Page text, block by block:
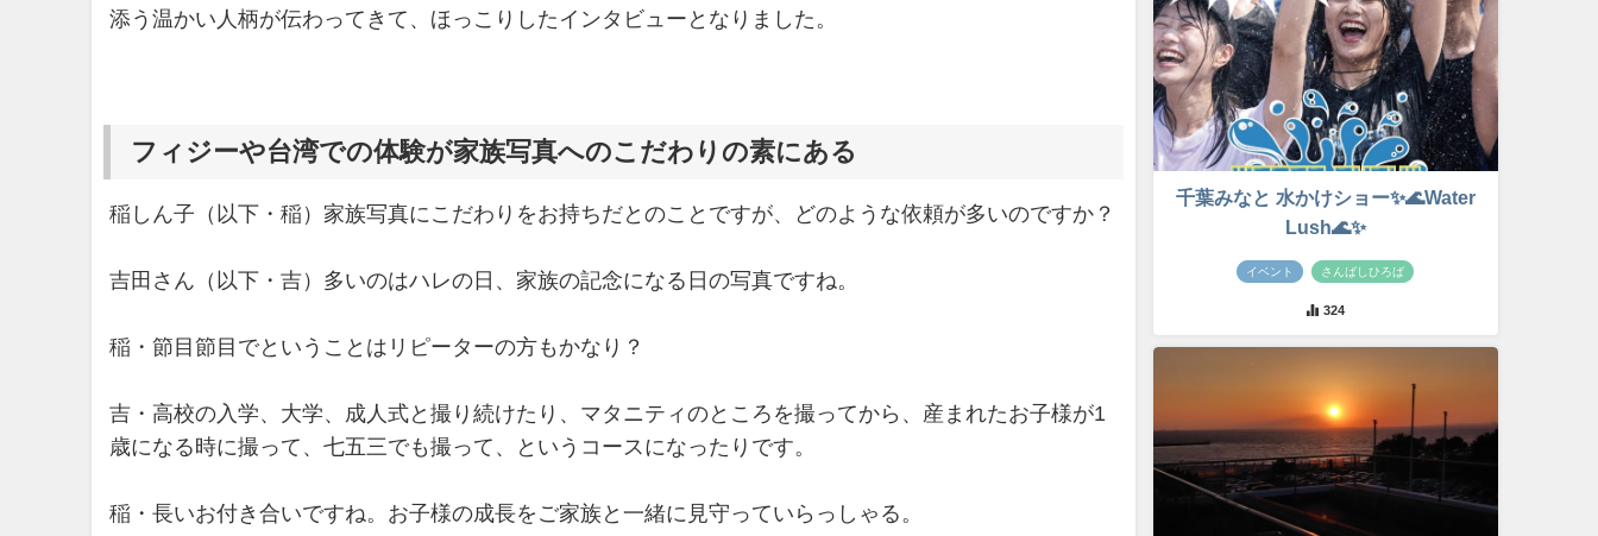
添う温かい人柄が伝わってきて、ほっこりしたインタビューとなりました。
フィジーや台湾での体験が家族写真へのこだわりの素にある
稲しん子（以下・稲）家族写真にこだわりをお持ちだとのことですが、どのような依頼が多いのですか？
吉田さん（以下・吉）多いのはハレの日、家族の記念になる日の写真ですね。
稲・節目節目でということはリピーターの方もかなり？
吉・高校の入学、大学、成人式と撮り続けたり、マタニティのところを撮ってから、産まれたお子様が1
歳になる時に撮って、七五三でも撮って、というコースになったりです。
稲・長いお付き合いですね。お子様の成長をご家族と一緒に見守っていらっしゃる。
千葉みなと 水かけショー✨🌊Water
Lush🌊✨
イベント さんばしひろば
324